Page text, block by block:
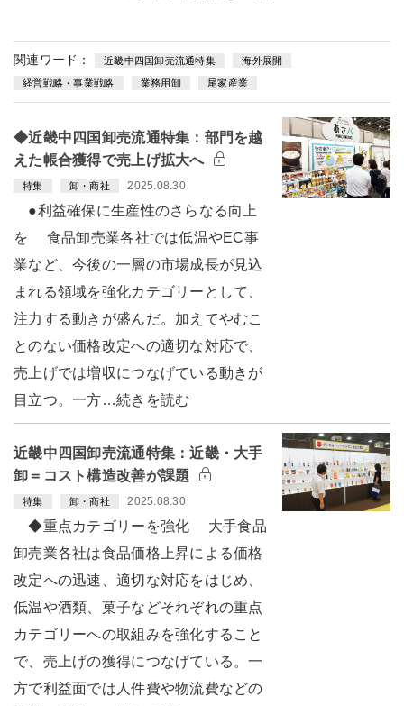
関連ワード： 近畿中四国卸売流通特集 海外展開
経営戦略・事業戦略 業務用卸 尾家産業
◆近畿中四国卸売流通特集：部門を越
えた帳合獲得で売上げ拡大へ
特集 卸・商社 2025.08.30
●利益確保に生産性のさらなる向上
を 食品卸売業各社では低温やEC事
業など、今後の一層の市場成長が見込
まれる領域を強化カテゴリーとして、
注力する動きが盛んだ。加えてやむこ
とのない価格改定への適切な対応で、
売上げでは増収につなげている動きが
目立つ。一方…続きを読む
近畿中四国卸売流通特集：近畿・大手
卸＝コスト構造改善が課題
特集 卸・商社 2025.08.30
◆重点カテゴリーを強化 大手食品
卸売業各社は食品価格上昇による価格
改定への迅速、適切な対応をはじめ、
低温や酒類、菓子などそれぞれの重点
カテゴリーへの取組みを強化すること
で、売上げの獲得につなげている。一
方で利益面では人件費や物流費などの